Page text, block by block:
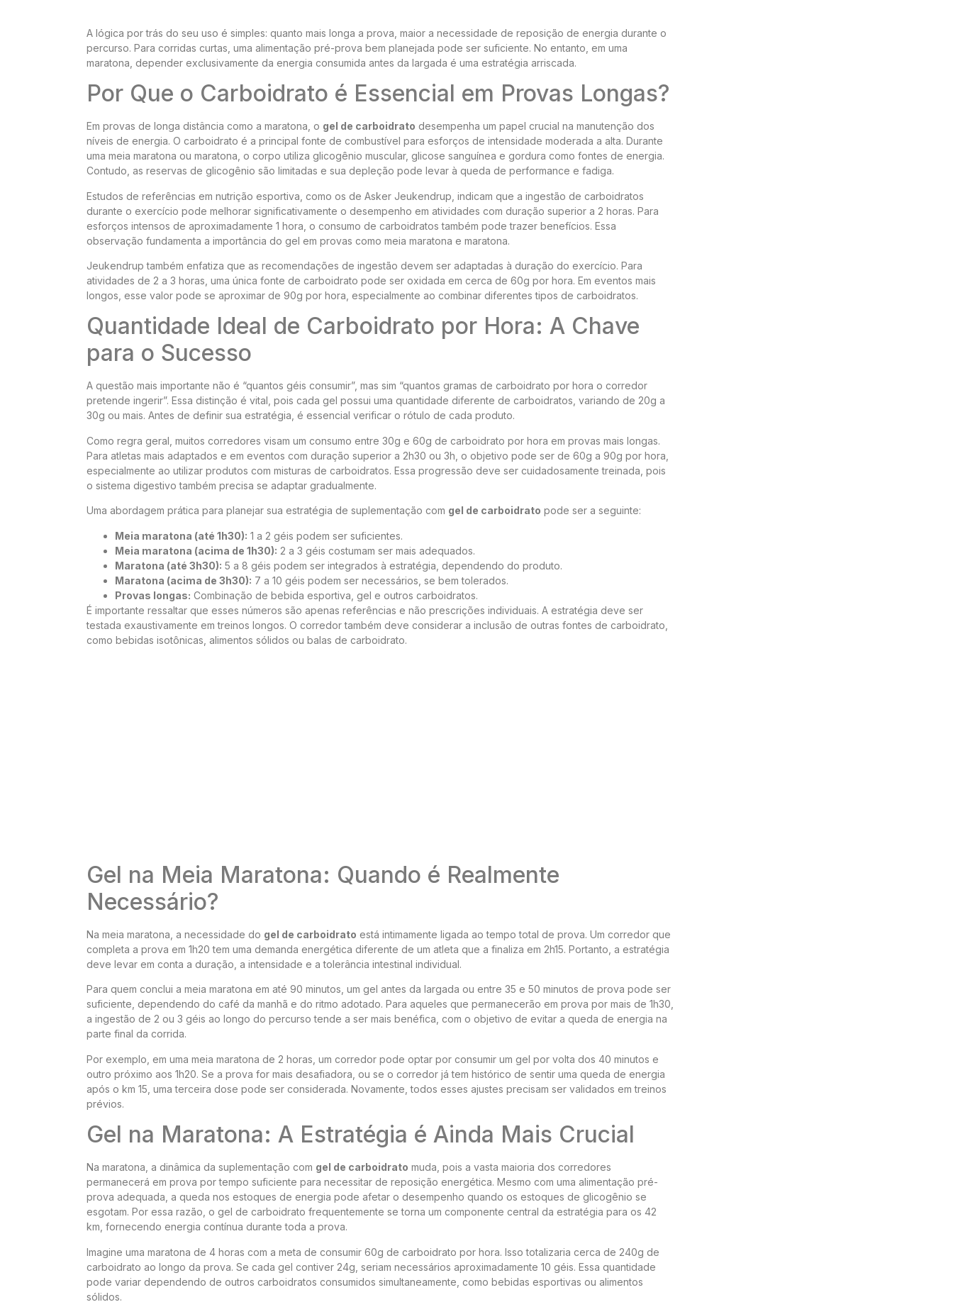
A lógica por trás do seu uso é simples: quanto mais longa a prova, maior a necessidade de reposição de energia durante o
percurso. Para corridas curtas, uma alimentação pré-prova bem planejada pode ser suficiente. No entanto, em uma
maratona, depender exclusivamente da energia consumida antes da largada é uma estratégia arriscada.
Por Que o Carboidrato é Essencial em Provas Longas?
Em provas de longa distância como a maratona, o gel de carboidrato desempenha um papel crucial na manutenção dos
níveis de energia. O carboidrato é a principal fonte de combustível para esforços de intensidade moderada a alta. Durante
uma meia maratona ou maratona, o corpo utiliza glicogênio muscular, glicose sanguínea e gordura como fontes de energia.
Contudo, as reservas de glicogênio são limitadas e sua depleção pode levar à queda de performance e fadiga.
Estudos de referências em nutrição esportiva, como os de Asker Jeukendrup, indicam que a ingestão de carboidratos
durante o exercício pode melhorar significativamente o desempenho em atividades com duração superior a 2 horas. Para
esforços intensos de aproximadamente 1 hora, o consumo de carboidratos também pode trazer benefícios. Essa
observação fundamenta a importância do gel em provas como meia maratona e maratona.
Jeukendrup também enfatiza que as recomendações de ingestão devem ser adaptadas à duração do exercício. Para
atividades de 2 a 3 horas, uma única fonte de carboidrato pode ser oxidada em cerca de 60g por hora. Em eventos mais
longos, esse valor pode se aproximar de 90g por hora, especialmente ao combinar diferentes tipos de carboidratos.
Quantidade Ideal de Carboidrato por Hora: A Chave
para o Sucesso
A questão mais importante não é “quantos géis consumir”, mas sim “quantos gramas de carboidrato por hora o corredor
pretende ingerir”. Essa distinção é vital, pois cada gel possui uma quantidade diferente de carboidratos, variando de 20g a
30g ou mais. Antes de definir sua estratégia, é essencial verificar o rótulo de cada produto.
Como regra geral, muitos corredores visam um consumo entre 30g e 60g de carboidrato por hora em provas mais longas.
Para atletas mais adaptados e em eventos com duração superior a 2h30 ou 3h, o objetivo pode ser de 60g a 90g por hora,
especialmente ao utilizar produtos com misturas de carboidratos. Essa progressão deve ser cuidadosamente treinada, pois
o sistema digestivo também precisa se adaptar gradualmente.
Uma abordagem prática para planejar sua estratégia de suplementação com gel de carboidrato pode ser a seguinte:
Meia maratona (até 1h30): 1 a 2 géis podem ser suficientes.
Meia maratona (acima de 1h30): 2 a 3 géis costumam ser mais adequados.
Maratona (até 3h30): 5 a 8 géis podem ser integrados à estratégia, dependendo do produto.
Maratona (acima de 3h30): 7 a 10 géis podem ser necessários, se bem tolerados.
Provas longas: Combinação de bebida esportiva, gel e outros carboidratos.
É importante ressaltar que esses números são apenas referências e não prescrições individuais. A estratégia deve ser
testada exaustivamente em treinos longos. O corredor também deve considerar a inclusão de outras fontes de carboidrato,
como bebidas isotônicas, alimentos sólidos ou balas de carboidrato.
Gel na Meia Maratona: Quando é Realmente
Necessário?
Na meia maratona, a necessidade do gel de carboidrato está intimamente ligada ao tempo total de prova. Um corredor que
completa a prova em 1h20 tem uma demanda energética diferente de um atleta que a finaliza em 2h15. Portanto, a estratégia
deve levar em conta a duração, a intensidade e a tolerância intestinal individual.
Para quem conclui a meia maratona em até 90 minutos, um gel antes da largada ou entre 35 e 50 minutos de prova pode ser
suficiente, dependendo do café da manhã e do ritmo adotado. Para aqueles que permanecerão em prova por mais de 1h30,
a ingestão de 2 ou 3 géis ao longo do percurso tende a ser mais benéfica, com o objetivo de evitar a queda de energia na
parte final da corrida.
Por exemplo, em uma meia maratona de 2 horas, um corredor pode optar por consumir um gel por volta dos 40 minutos e
outro próximo aos 1h20. Se a prova for mais desafiadora, ou se o corredor já tem histórico de sentir uma queda de energia
após o km 15, uma terceira dose pode ser considerada. Novamente, todos esses ajustes precisam ser validados em treinos
prévios.
Gel na Maratona: A Estratégia é Ainda Mais Crucial
Na maratona, a dinâmica da suplementação com gel de carboidrato muda, pois a vasta maioria dos corredores
permanecerá em prova por tempo suficiente para necessitar de reposição energética. Mesmo com uma alimentação pré-
prova adequada, a queda nos estoques de energia pode afetar o desempenho quando os estoques de glicogênio se
esgotam. Por essa razão, o gel de carboidrato frequentemente se torna um componente central da estratégia para os 42
km, fornecendo energia contínua durante toda a prova.
Imagine uma maratona de 4 horas com a meta de consumir 60g de carboidrato por hora. Isso totalizaria cerca de 240g de
carboidrato ao longo da prova. Se cada gel contiver 24g, seriam necessários aproximadamente 10 géis. Essa quantidade
pode variar dependendo de outros carboidratos consumidos simultaneamente, como bebidas esportivas ou alimentos
sólidos.